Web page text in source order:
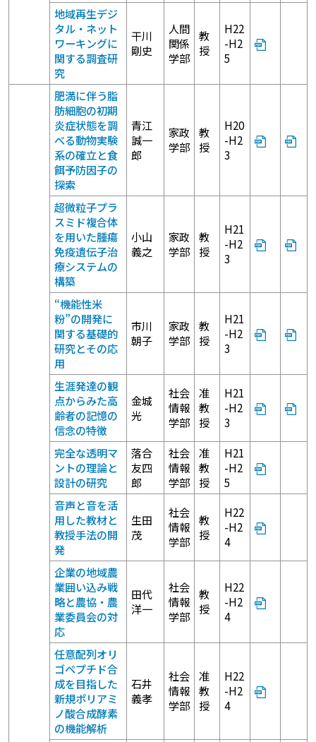
地域再生デジ
タル・ネット
ワーキングに
関する調査研
究
干川
剛史
人間
関係
学部
教
授
H22
-H2
5
肥満に伴う脂
肪細胞の初期
炎症状態を調
べる動物実験
系の確立と食
餌予防因子の
探索
青江
誠一
郎
家政
学部
教
授
H20
-H2
3
超微粒子プラ
スミド複合体
を用いた腫瘍
免疫遺伝子治
療システムの
構築
小山
義之
家政
学部
教
授
H21
-H2
3
“機能性米
粉”の開発に
関する基礎的
研究とその応
用
市川
朝子
家政
学部
教
授
H21
-H2
3
生涯発達の観
点からみた高
齢者の記憶の
信念の特徴
金城
光
社会
情報
学部
准
教
授
H21
-H2
3
完全な透明マ
ントの理論と
設計の研究
落合
友四
郎
社会
情報
学部
准
教
授
H21
-H2
5
音声と音を活
用した教材と
教授手法の開
発
生田
茂
社会
情報
学部
教
授
H22
-H2
4
企業の地域農
業囲い込み戦
略と農協・農
業委員会の対
応
田代
洋一
社会
情報
学部
教
授
H22
-H2
4
任意配列オリ
ゴペプチド合
成を目指した
新規ポリアミ
ノ酸合成酵素
の機能解析
石井
義孝
社会
情報
学部
准
教
授
H22
-H2
4